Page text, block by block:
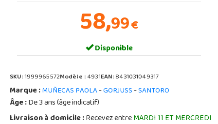
58,99€
Disponible
SKU:1999965572Modèle :4931EAN:8431031049317
Marque :MUÑECAS PAOLA-GORJUSS-SANTORO
Âge :De 3 ans (âge indicatif)
Livraison à domicile :Recevez entreMARDI 11 ET MERCREDI